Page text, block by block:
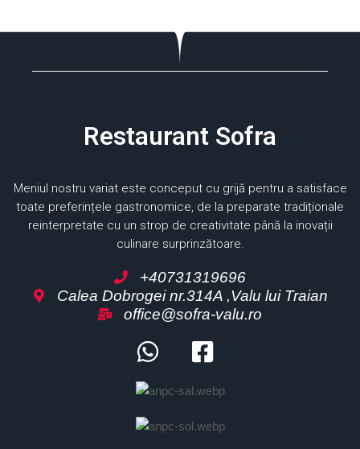
Restaurant Sofra
Meniul nostru variat este conceput cu grijă pentru a satisface
toate preferințele gastronomice, de la preparate tradiționale
reinterpretate cu un strop de creativitate până la inovații
culinare surprinzătoare.
+40731319696
Calea Dobrogei nr.314A ,Valu lui Traian
office@sofra-valu.ro